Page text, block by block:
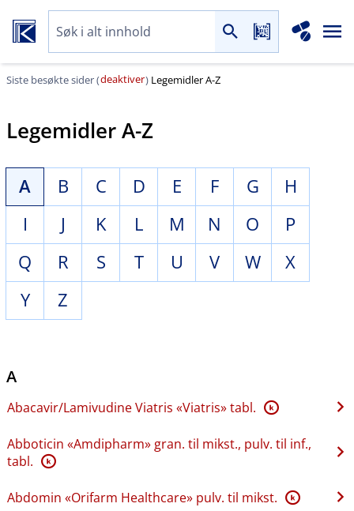
Siste besøkte sider (deaktiver) Legemidler A-Z
Legemidler A-Z
A B C D E F G
H
I
J K L M N O
P
Q
R S T U V W
X
Y
Z
A
Abacavir​/​Lamivudine Viatris «Viatris» tabl. K
Abboticin «Amdipharm» gran. til mikst., pulv. til inf.,
tabl. K
Abdomin «Orifarm Healthcare» pulv. til mikst. K